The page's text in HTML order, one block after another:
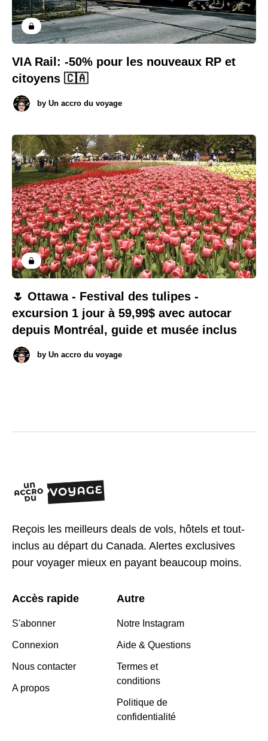
VIA Rail: -50% pour les nouveaux RP et
citoyens 🇨🇦
by Un accro du voyage
🌷 Ottawa - Festival des tulipes -
excursion 1 jour à 59,99$ avec autocar
depuis Montréal, guide et musée inclus
by Un accro du voyage
Reçois les meilleurs deals de vols, hôtels et tout-
inclus au départ du Canada. Alertes exclusives
pour voyager mieux en payant beaucoup moins.
Accès rapide
S'abonner
Connexion
Nous contacter
A propos
Autre
Notre Instagram
Aide & Questions
Termes et
conditions
Politique de
confidentialité